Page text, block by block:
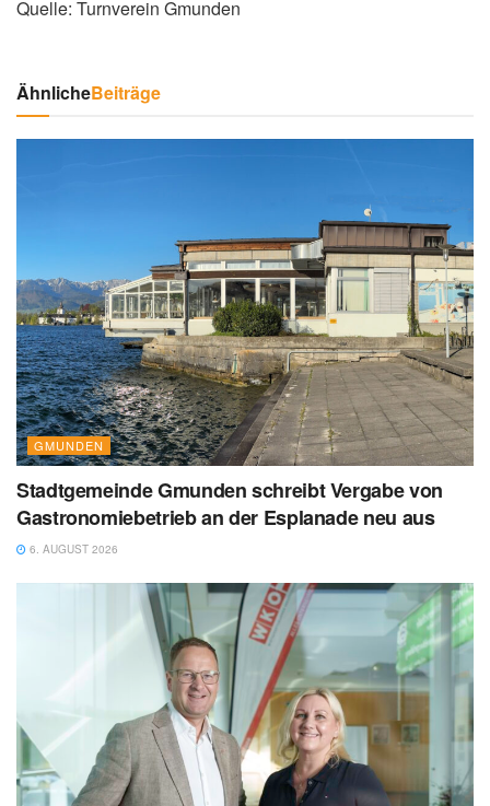
Quelle: Turnverein Gmunden
ÄhnlicheBeiträge
GMUNDEN
Stadtgemeinde Gmunden schreibt Vergabe von
Gastronomiebetrieb an der Esplanade neu aus
6. AUGUST 2026